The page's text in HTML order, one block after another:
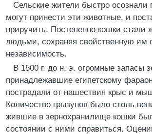
Сельские жители быстро осознали
могут принести эти животные, и
приручить. Постепенно кошки стали
людьми, сохраняя свойственную им
независимость.
В 1500 г. до н. э. огромные запасы
принадлежавшие египетскому
пострадали от нашествия крыс и
Количество грызунов было столь
жившие в зернохранилище кошки
состоянии с ними справиться.